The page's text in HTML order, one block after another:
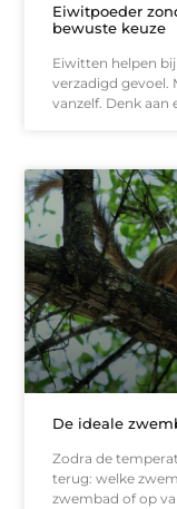
Eiwitpoeder
bewuste keuze
Eiwitten helpen
verzadigd gevoel.
vanzelf. Denk aan
De ideale
Zodra de
terug: welke
zwembad of op